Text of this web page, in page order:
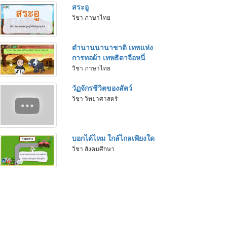
สระอู
วิชา ภาษาไทย
ตำนานนานาชาติ เทพแห่ง
การทอผ้า เทพธิดาจือหนี่
วิชา ภาษาไทย
วัฏจักรชีวิตของสัตว์
วิชา วิทยาศาสตร์
บอกได้ไหม ใกล้ไกลเพียงใด
วิชา สังคมศึกษา